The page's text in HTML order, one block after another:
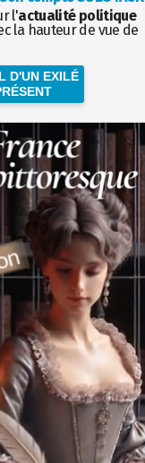
l'actualité politique
la hauteur de vue de
D'UN EXILÉ